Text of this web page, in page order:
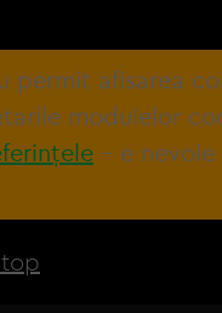
permit afisarea
modulelor
– e nevoie